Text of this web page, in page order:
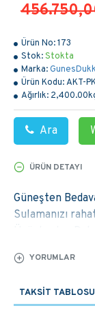
Ürün No:173
Stok:Stokta
Marka:
Ürün Kodu:AKT-
Ağırlık:
Ara
ÜRÜN DETAYI
Güneşten
Sulamanızı
Ürünlerden
kurtularak
Tarımsal
elektrik
YORUMLAR
TAKSIT TABLOSU